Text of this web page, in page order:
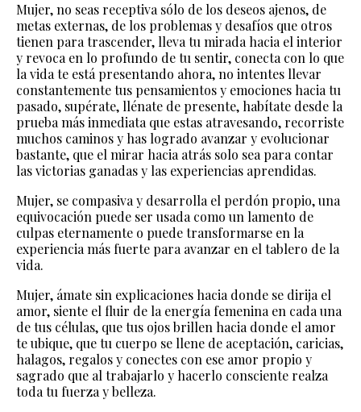
Mujer, no seas receptiva sólo de los deseos ajenos, de
metas externas, de los problemas y desafíos que otros
tienen para trascender, lleva tu mirada hacia el interior
y revoca en lo profundo de tu sentir, conecta con lo que
la vida te está presentando ahora, no intentes llevar
constantemente tus pensamientos y emociones hacia tu
pasado, supérate, llénate de presente, habítate desde la
prueba más inmediata que estas atravesando, recorriste
muchos caminos y has logrado avanzar y evolucionar
bastante, que el mirar hacia atrás solo sea para contar
las victorias ganadas y las experiencias aprendidas.
Mujer, se compasiva y desarrolla el perdón propio, una
equivocación puede ser usada como un lamento de
culpas eternamente o puede transformarse en la
experiencia más fuerte para avanzar en el tablero de la
vida.
Mujer, ámate sin explicaciones hacia donde se dirija el
amor, siente el fluir de la energía femenina en cada una
de tus células, que tus ojos brillen hacia donde el amor
te ubique, que tu cuerpo se llene de aceptación, caricias,
halagos, regalos y conectes con ese amor propio y
sagrado que al trabajarlo y hacerlo consciente realza
toda tu fuerza y belleza.